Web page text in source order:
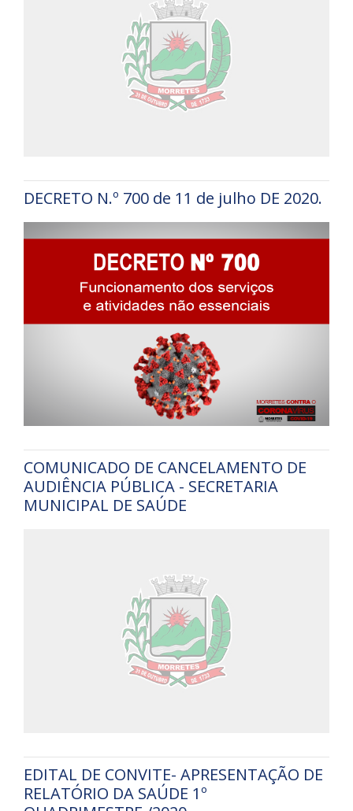
DECRETO N.º 700 de 11 de julho DE 2020.
COMUNICADO DE CANCELAMENTO DE
AUDIÊNCIA PÚBLICA - SECRETARIA
MUNICIPAL DE SAÚDE
EDITAL DE CONVITE- APRESENTAÇÃO DE
RELATÓRIO DA SAÚDE 1º